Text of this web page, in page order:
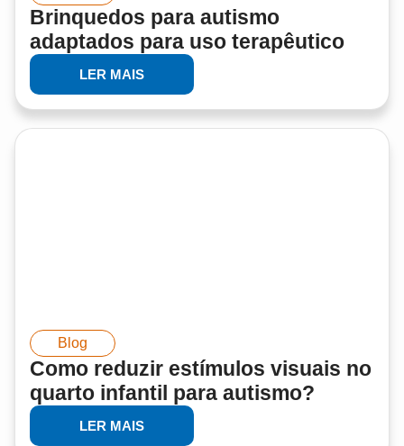
Brinquedos para autismo
adaptados para uso terapêutico
LER MAIS
Blog
Como reduzir estímulos visuais no
quarto infantil para autismo?
LER MAIS